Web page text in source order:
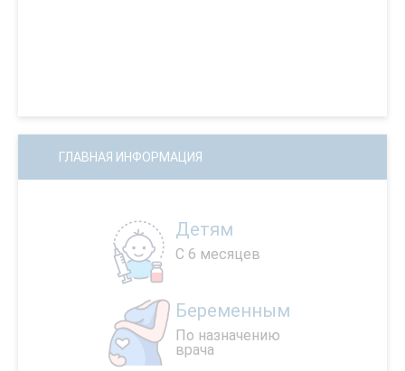
ГЛАВНАЯ ИНФОРМАЦИЯ
Детям
С 6 месяцев
Беременным
По назначению
врача